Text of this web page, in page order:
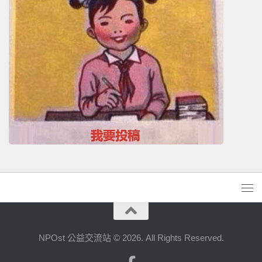
NPOst 公益交流站 © 2026. All Rights Reserved.